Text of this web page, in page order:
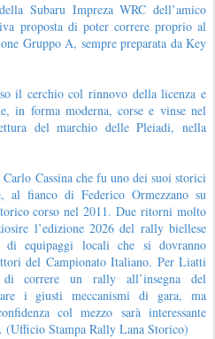
Subaru Impreza WRC dell’amico
proposta di poter correre proprio al
Gruppo A, sempre preparata da Key
il cerchio col rinnovo della licenza e
in forma moderna, corse e vinse nel
del marchio delle Pleiadi, nella
Cassina che fu uno dei suoi storici
al fianco di Federico Ormezzano su
corso nel 2011. Due ritorni molto
l’edizione 2026 del rally biellese
di equipaggi locali che si dovranno
del Campionato Italiano. Per Liatti
correre un rally all’insegna del
i giusti meccanismi di gara, ma
col mezzo sarà interessante
(Ufficio Stampa Rally Lana Storico)